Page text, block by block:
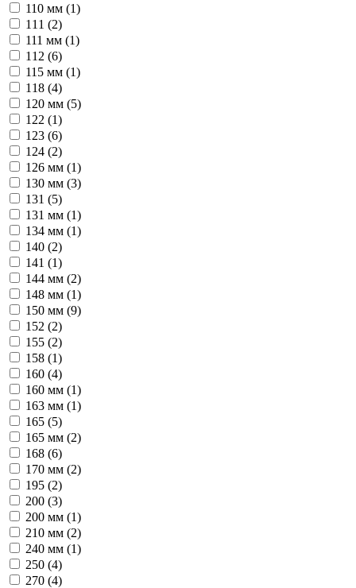
110 мм (1)
111 (2)
111 мм (1)
112 (6)
115 мм (1)
118 (4)
120 мм (5)
122 (1)
123 (6)
124 (2)
126 мм (1)
130 мм (3)
131 (5)
131 мм (1)
134 мм (1)
140 (2)
141 (1)
144 мм (2)
148 мм (1)
150 мм (9)
152 (2)
155 (2)
158 (1)
160 (4)
160 мм (1)
163 мм (1)
165 (5)
165 мм (2)
168 (6)
170 мм (2)
195 (2)
200 (3)
200 мм (1)
210 мм (2)
240 мм (1)
250 (4)
270 (4)